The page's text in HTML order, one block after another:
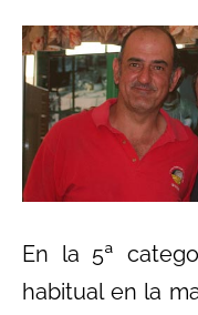
En la 5ª
habitual en la